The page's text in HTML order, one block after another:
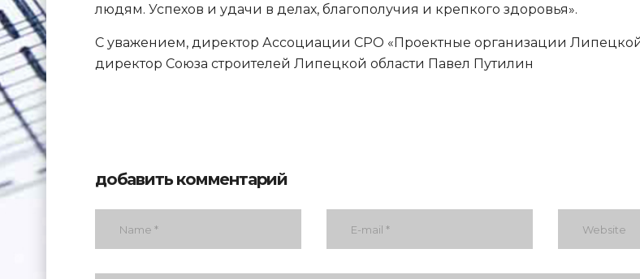
людям. Успехов и удачи в делах, благополучия и крепкого здоровья».
С уважением, директор Ассоциации СРО «Проектные организации Липецкой
директор Союза строителей Липецкой области Павел Путилин
добавить комментарий